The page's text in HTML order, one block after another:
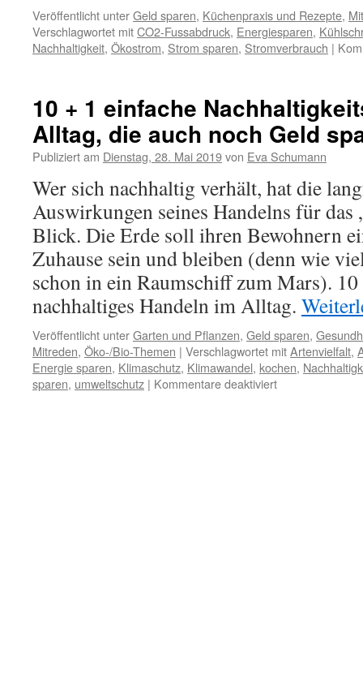
Veröffentlicht unterGeld sparen, Küchenpraxis und Rezepte,
Verschlagwortet mitCO2-Fussabdruck, Energiesparen,
Nachhaltigkeit, Ökostrom, Strom sparen, Stromverbrauch |
10 + 1 einfache
Alltag, die auch noch Geld
Publiziert am Dienstag, 28. Mai 2019von Eva Schumann
Wer sich nachhaltig verhält, hat die
Auswirkungen seines Handelns für das
Blick. Die Erde soll ihren Bewohnern
Zuhause sein und bleiben (denn wie
schon in ein Raumschiff zum Mars).
nachhaltiges Handeln im Alltag.
Veröffentlicht unterGarten und Pflanzen, Geld sparen,
Mitreden, Öko-/Bio-Themen | Verschlagwortet mitArtenvielfalt,
Energie sparen, Klimaschutz, Klimawandel, kochen,
sparen, umweltschutz | Kommentare deaktiviert